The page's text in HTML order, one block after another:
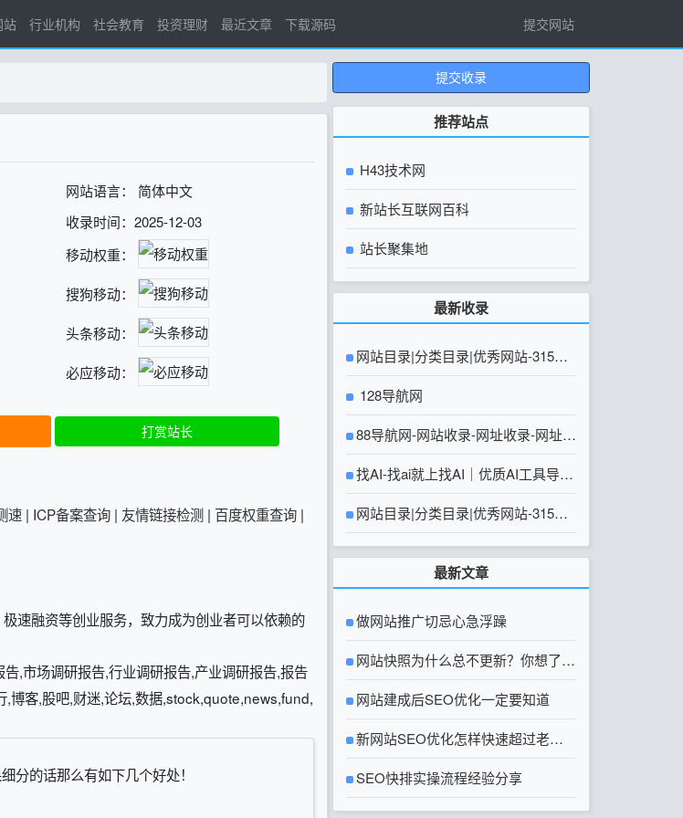
站 行业机构 社会教育 投资理财 最近文章 下载源码 提交网站
网站语言： 简体中文
收录时间：2025-12-03
移动权重：
搜狗移动：
头条移动：
必应移动：
打赏站长
速 | ICP备案查询 | 友情链接检测 | 百度权重查询 |
速融资等创业服务，致力成为创业者可以依赖的
,市场调研报告,行业调研报告,产业调研报告,报告
,博客,股吧,财迷,论坛,数据,stock,quote,news,fund,
分的话那么有如下几个好处！
提交收录
推荐站点
H43技术网
新站长互联网百科
站长聚集地
最新收录
网站目录|分类目录|优秀网站-315友
链网【官方网站】
128导航网
88导航网-网站收录-网址收录-网址导
航-收录网站-自助广告系统
找AI-找ai就上找AI｜优质AI工具导航
大全
网站目录|分类目录|优秀网站-315友
链网【官方网站】
最新文章
做网站推广切忌心急浮躁
网站快照为什么总不更新？你想了解
的网站快照问题都在这里
网站建成后SEO优化一定要知道
新网站SEO优化怎样快速超过老网
站？
SEO快排实操流程经验分享